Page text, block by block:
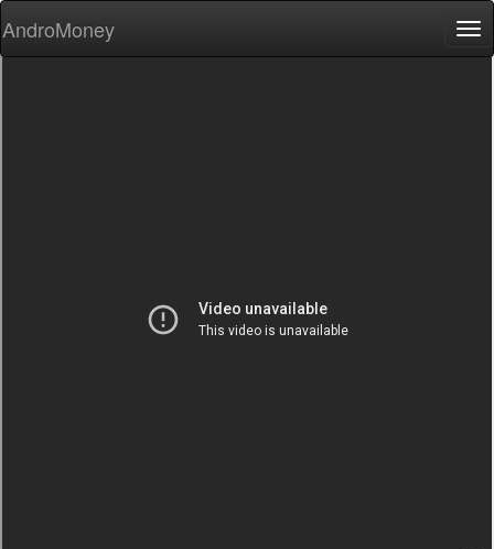
AndroMoney